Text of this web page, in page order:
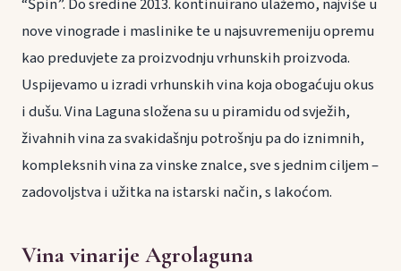
nove vinograde i maslinike te u najsuvremeniju opremu
kao preduvjete za proizvodnju vrhunskih proizvoda.
Uspijevamo u izradi vrhunskih vina koja obogaćuju okus
i dušu. Vina Laguna složena su u piramidu od svježih,
živahnih vina za svakidašnju potrošnju pa do iznimnih,
kompleksnih vina za vinske znalce, sve s jednim ciljem –
zadovoljstva i užitka na istarski način, s lakoćom.
Vina vinarije Agrolaguna